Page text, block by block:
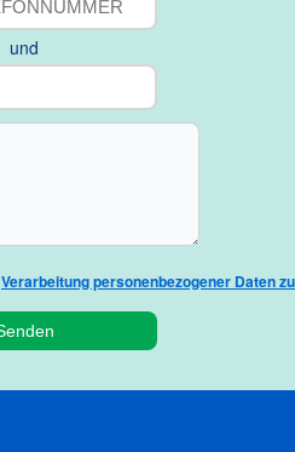
und
Verarbeitung personenbezogener Daten zu